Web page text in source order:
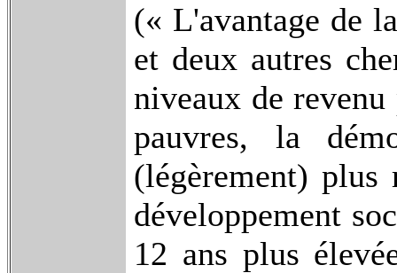
(« L'avantage de
et deux autres
niveaux de
pauvres, la
(légèrement)
développement
12 ans plus